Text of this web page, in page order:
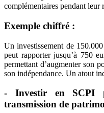
complémentaires pendant leur
Exemple chiffré :
Un investissement de
peut rapporter jusqu’à 750
permettant d’augmenter son
son indépendance. Un atout
- Investir en SCPI
transmission de